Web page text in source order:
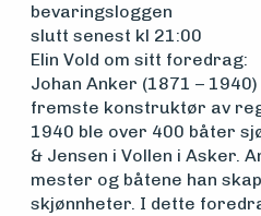
Om
foreningen
Aktuelt
bevaringsloggen
slutt senest kl 21:00
Elin Vold om sitt foredrag:
Johan Anker (1871 –
fremste konstruktør av
1940 ble over 400 båter
& Jensen i Vollen i Asker.
mester og båtene han
skjønnheter. I dette